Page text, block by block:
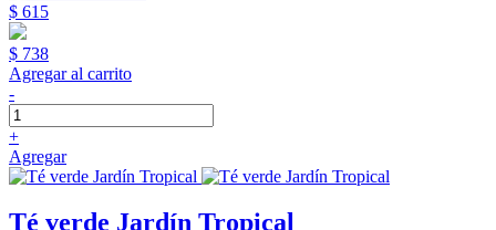
$ 615
$ 738
Agregar al carrito
-
+
Agregar
Té verde Jardín Tropical